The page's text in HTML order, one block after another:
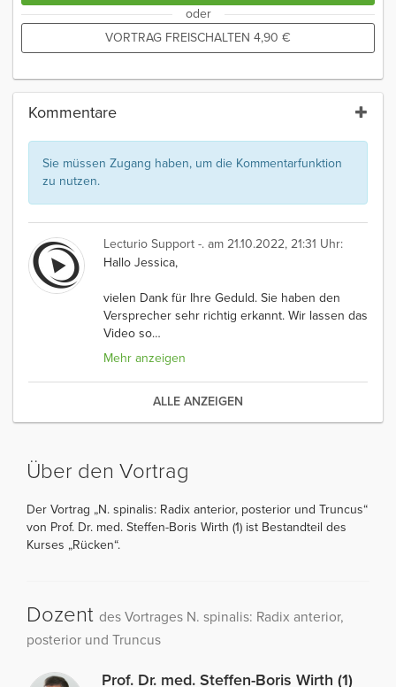
oder
VORTRAG FREISCHALTEN 4,90 €
Kommentare
Sie müssen Zugang haben, um die Kommentarfunktion
zu nutzen.
Lecturio Support -. am 21.10.2022, 21:31 Uhr:
Hallo Jessica,
vielen Dank für Ihre Geduld. Sie haben den
Versprecher sehr richtig erkannt. Wir lassen das
Video so…
Mehr anzeigen
ALLE ANZEIGEN
Über den Vortrag
Der Vortrag „N. spinalis: Radix anterior, posterior und Truncus“
von Prof. Dr. med. Steffen-Boris Wirth (1) ist Bestandteil des
Kurses „Rücken“.
Dozent des Vortrages N. spinalis: Radix anterior,
posterior und Truncus
Prof. Dr. med. Steffen-Boris Wirth (1)